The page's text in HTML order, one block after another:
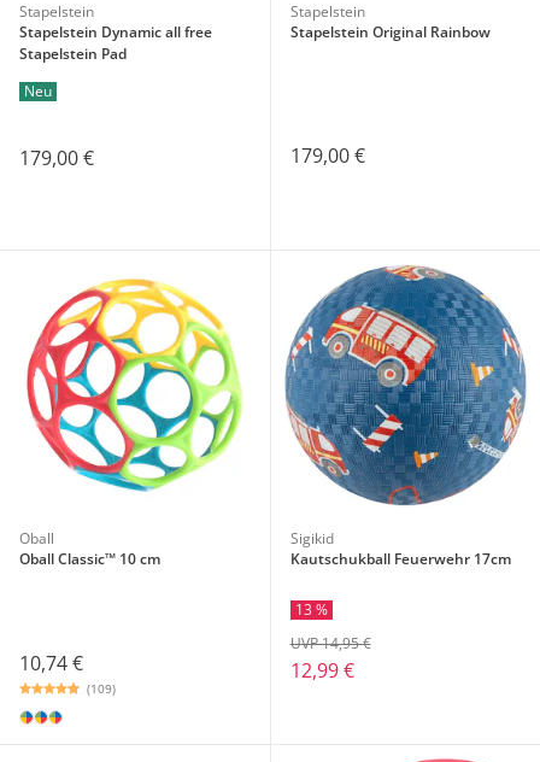
Stapelstein
Stapelstein Dynamic all free
Stapelstein Pad
Neu
179,00 €
Stapelstein
Stapelstein Original Rainbow
179,00 €
Oball
Oball Classic™ 10 cm
10,74 €
(109)
Sigikid
Kautschukball Feuerwehr 17cm
13 %
12,99 €
UVP 14,95 €